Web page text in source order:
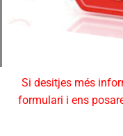
Si desitjes més
formulari i ens